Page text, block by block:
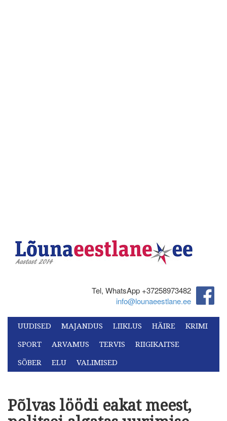
Tel, WhatsApp +37258973482‬
info@lounaeestlane.ee
UUDISED MAJANDUS LIIKLUS HÄIRE
KRIMI
SPORT
ARVAMUS TERVIS
RIIGIKAITSE
SÕBER
ELU VALIMISED
Põlvas löödi eakat meest,